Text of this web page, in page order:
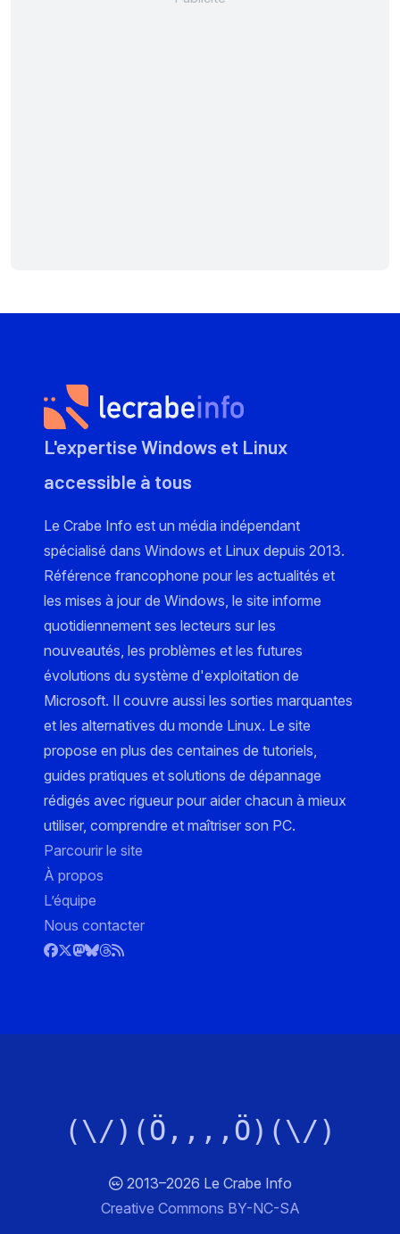
L'expertise Windows et Linux
accessible à tous
Le Crabe Info est un média indépendant
spécialisé dans Windows et Linux depuis 2013.
Référence francophone pour les actualités et
les mises à jour de Windows, le site informe
quotidiennement ses lecteurs sur les
nouveautés, les problèmes et les futures
évolutions du système d'exploitation de
Microsoft. Il couvre aussi les sorties marquantes
et les alternatives du monde Linux. Le site
propose en plus des centaines de tutoriels,
guides pratiques et solutions de dépannage
rédigés avec rigueur pour aider chacun à mieux
utiliser, comprendre et maîtriser son PC.
Parcourir le site
À propos
L’équipe
Nous contacter
(\/)(Ö,,,,Ö)(\/)
2013–2026 Le Crabe Info
Creative Commons BY-NC-SA